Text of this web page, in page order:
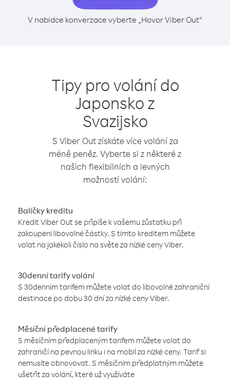
V nabídce konverzace vyberte „Hovor Viber Out“
Tipy pro volání do
Japonsko z
Svazijsko
S Viber Out získáte více volání za
méně peněz. Vyberte si z některé z
našich flexibilních a levných
možností volání:
Balíčky kreditu
Kredit Viber Out se připíše k vašemu zůstatku při
zakoupení libovolné částky. S tímto kreditem můžete
volat na jakékoli číslo na světe za nízké ceny Viber.
30denní tarify volání
S 30denním tarifem můžete volat do libovolné zahraniční
destinace po dobu 30 dní za nízké ceny Viber.
Měsíční předplacené tarify
S měsíčním předplaceným tarifem můžete volat do
zahraničí na pevnou linku i na mobil za nízké ceny. Tarif si
nemusíte obnovovat. S měsíčním předplatným můžete
ušetřit za volání, které už využíváte